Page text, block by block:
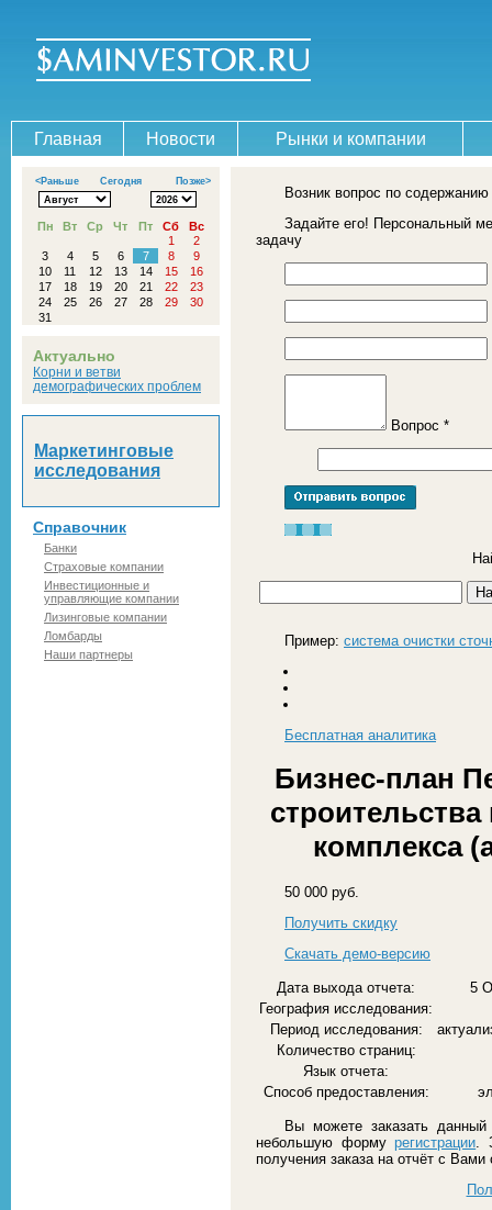
Главная Новости Рынки и компании
<Раньше Сегодня Позже>
Пн Вт Ср Чт Пт Сб
Вс
1
2
3
4 5 6 7 8
9
10
11 12 13 14 15
16
17
18 19 20 21 22
23
24
25 26 27 28 29
30
31
Актуально
Корни и ветви
демографических проблем
Маркетинговые
исследования
Справочник
Банки
Страховые компании
Инвестиционные и
управляющие компании
Лизинговые компании
Ломбарды
Наши партнеры
Возник вопрос по содержанию
Задайте его! Персональный
задачу
Вопрос *
Пример: система очистки
Бесплатная аналитика
Бизнес-план
комплекса
50 000 руб.
Получить скидку
Скачать демо-версию
Дата выхода отчета:
5
География исследования:
Период исследования:
Количество страниц:
Язык отчета:
Способ предоставления:
Вы можете заказать
небольшую формурегистрации .
получения заказа на отчёт с